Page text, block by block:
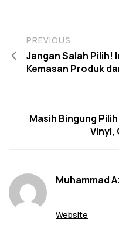
PREVIOUS
Jangan Salah Pilih!
Kemasan Produk
Masih Bingung
Vinyl,
Muhammad
Website